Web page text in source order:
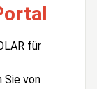
für
Sie von